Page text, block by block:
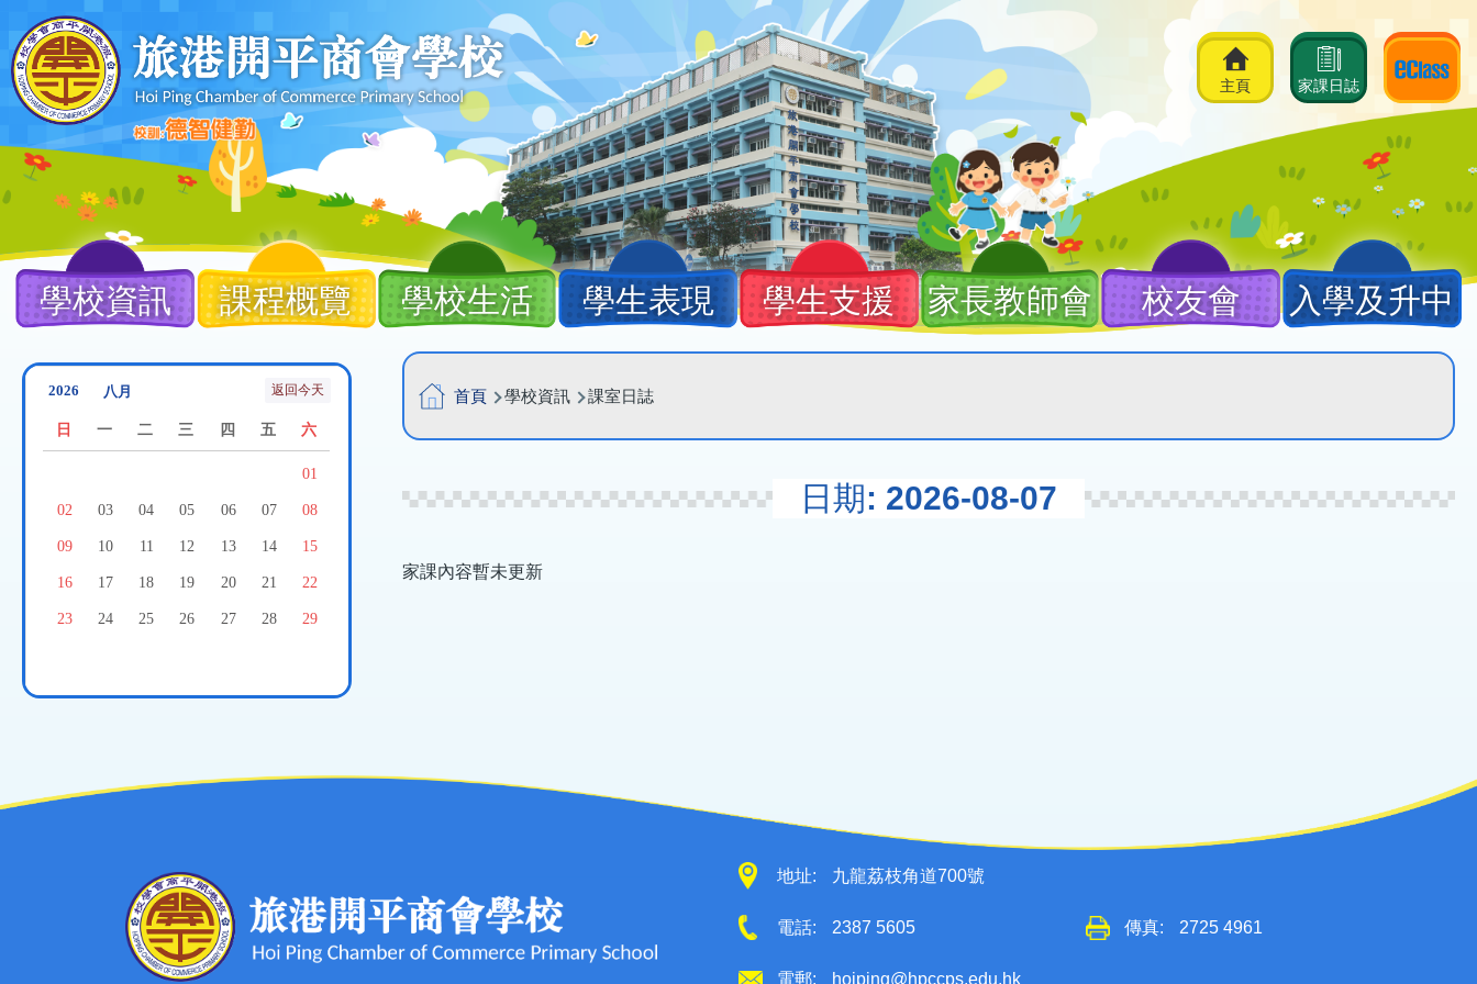
移至主內容
家課日誌
主頁
Main
navigation
學校資訊 課程概覽 學校生活 學生表現 學生支援 家長教師會 校友會 入學及升中
導
航
結
首頁 學校資訊 課室日誌
日期: 2026-08-07
家課內容暫未更新
返回今天
日 一 二 三 四 五 六
01
02 03 04 05 06 07 08
09 10 11 12 13 14 15
16 17 18 19 20 21 22
23 24 25 26 27 28 29
地址: 九龍荔枝角道700號
電話: 2387 5605 傳真: 2725 4961
電郵: hoiping@hpccps.edu.hk